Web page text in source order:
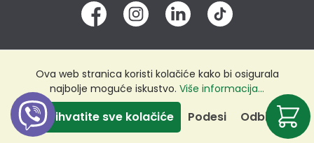
Ova web stranica koristi kolačiće kako bi osigurala
najbolje moguće iskustvo. Više informacija...
Odbij
Podesi
Prihvatite sve kolačiće